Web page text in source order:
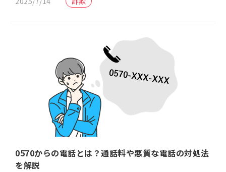
0570からの電話とは？通話料や悪質な電話の対処法
を解説